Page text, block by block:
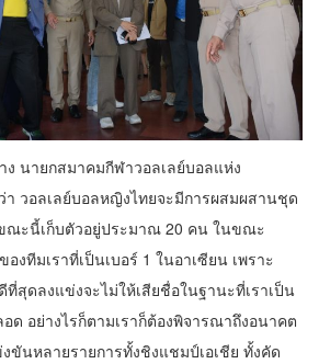
นายกสมาคมกีฬาวอลเลย์บอลแห่ง
า วอลเลย์บอลหญิงไทยจะมีการผสมผสานชุด
ณะนี้เก็บตัวอยู่ประมาณ 20 คน ในขณะ
งทีมเราที่เป็นเบอร์ 1 ในอาเซียน เพราะ
สุดลงแข่งจะไม่ให้เสียชื่อในฐานะที่เราเป็น
ด อย่างไรก็ตามเราก็ต้องพิจารณาถึงอนาคต
ขันหลายรายการทั้งชิงแชมป์เอเชีย ทั้งคัด